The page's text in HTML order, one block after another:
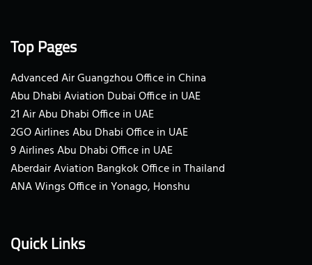
Top Pages
Advanced Air Guangzhou Office in China
Abu Dhabi Aviation Dubai Office in UAE
21 Air Abu Dhabi Office in UAE
2GO Airlines Abu Dhabi Office in UAE
9 Airlines Abu Dhabi Office in UAE
Aberdair Aviation Bangkok Office in Thailand
ANA Wings Office in Yonago, Honshu
Quick Links